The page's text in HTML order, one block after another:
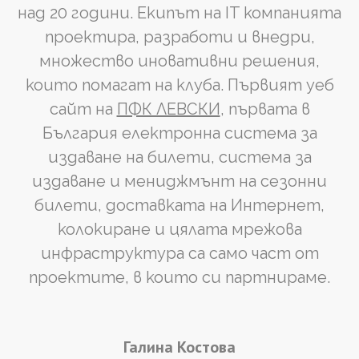
над 20 години. Екипът на IT компанията
проектира, разработи и внедри,
множество иновативни решения,
които помагат на клуба. Първият уеб
сайт на ПФК ЛЕВСКИ, първата в
България електронна система за
издаване на билети, система за
издаване и мениджмънт на сезонни
билети, доставката на Интернет,
колокиране и цялата мрежова
инфраструктура са само част от
проектите, в които си партнираме.
Галина Костова